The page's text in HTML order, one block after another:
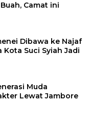
Camat ini
Dibawa ke Najaf
Kota Suci Syiah Jadi
Muda
Lewat Jambore